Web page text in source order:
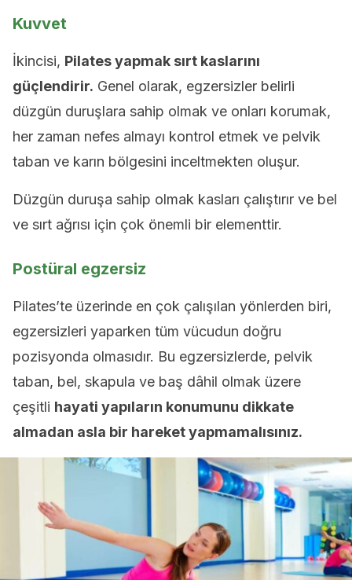
Kuvvet
İkincisi, Pilates yapmak sırt kaslarını
güçlendirir. Genel olarak, egzersizler belirli
düzgün duruşlara sahip olmak ve onları korumak,
her zaman nefes almayı kontrol etmek ve pelvik
taban ve karın bölgesini inceltmekten oluşur.
Düzgün duruşa sahip olmak kasları çalıştırır ve bel
ve sırt ağrısı için çok önemli bir elementtir.
Postüral egzersiz
Pilates’te üzerinde en çok çalışılan yönlerden biri,
egzersizleri yaparken tüm vücudun doğru
pozisyonda olmasıdır. Bu egzersizlerde, pelvik
taban, bel, skapula ve baş dâhil olmak üzere
çeşitli hayati yapıların konumunu dikkate
almadan asla bir hareket yapmamalısınız.